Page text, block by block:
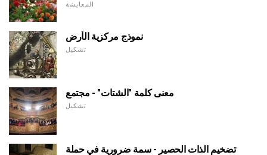
المعايشة
نموذج مركزية الأرض
تشكيل
معنى كلمة "الشتات" - مجتمع
تشكيل
تضخيم الذات الحصير - سمة ضرورية في حملة